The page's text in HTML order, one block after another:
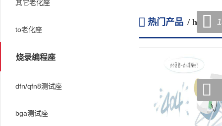
 热门产品 / hot
其它老化座
to老化座
烧录编程座
dfn/qfn8测试座
bga测试座

